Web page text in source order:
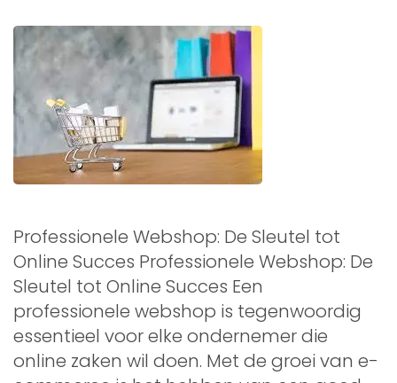
Professionele Webshop: De Sleutel tot
Online Succes Professionele Webshop: De
Sleutel tot Online Succes Een
professionele webshop is tegenwoordig
essentieel voor elke ondernemer die
online zaken wil doen. Met de groei van e-